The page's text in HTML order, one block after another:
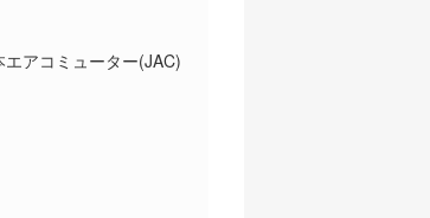
アコミューター(JAC)